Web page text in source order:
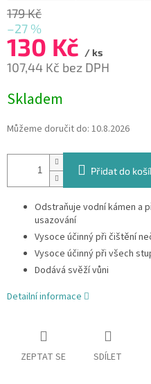
179 Kč
–27 %
130 Kč / ks
107,44 Kč bez DPH
cena:
Skladem
Můžeme doručit do: 10.8.2026
Přidat do
Odstraňuje vodní kámen a
usazování
Vysoce účinný při čištění
Vysoce účinný při všech
Dodává svěží vůni
Detailní informace
ZEPTAT SE SDÍLET